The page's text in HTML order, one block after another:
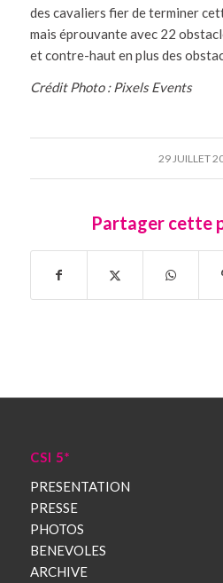
des cavaliers fier de terminer
mais éprouvante avec 22
et contre-haut en plus des
Crédit Photo : Pixels Events
29 JUILLET
Partager cette
CSI 5*
PRESENTATION
PRESSE
PHOTOS
BENEVOLES
ARCHIVE